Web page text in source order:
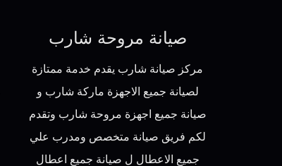
صيانة مروحة شارب
مركز صيانة شارب يقدم خدمة ممتازة
لصيانة جميع الاجهزة ماركة شارب و
صيانة جميع اجهزة مروحة شارب وتقدم
لكم فريق صيانة متخصص ومدرب علي
جميع الاعطال ل صيانة جميع اعطال